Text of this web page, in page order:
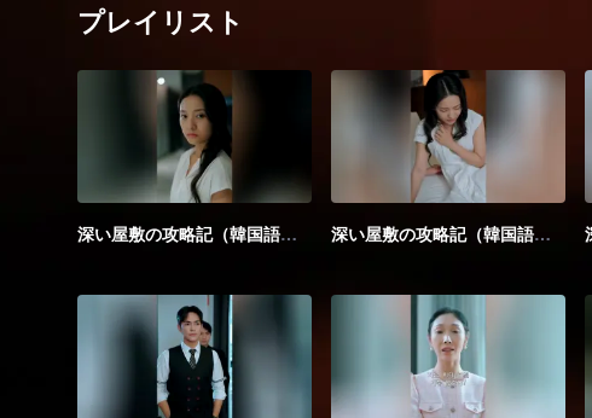
プレイリスト
深い屋敷の攻略記（韓国語版）_第01話 深い屋敷の攻略記（韓国語版）_第02話